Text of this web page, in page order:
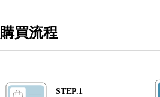
購買流程
STEP.1